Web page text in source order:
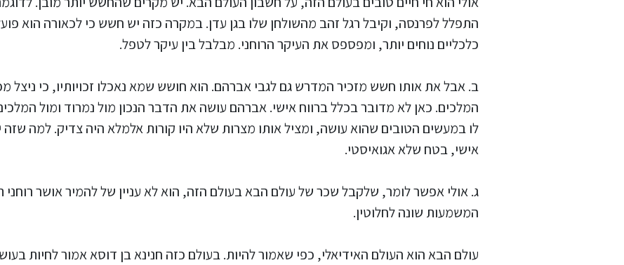
התפלל לפרנסה, וקיבל רגל זהב מהשולחן שלו בגן עדן. במקרה כזה יש חשש כי לכאורה הוא
כלכליים נוחים יותר, ומפספס את העיקר הרוחני. מבלבל בין עיקר לטפל.
ב. אבל את אותו חשש מזכיר המדרש גם לגבי אברהם. הוא חושש שמא נאכלו זכויותיו, כי ניצל
המלכים. כאן לא מדובר בכלל ברווח אישי. אברהם עושה את הדבר הנכון מול נמרוד ומול
לו במעשים הטובים שהוא עושה, ומציל אותו מצרות שלא היו קורות אלמלא היה צדיק. למה שזה
אישי, בטח שלא אגואיסטי.
ג. אולי אפשר לומר, שלקבל שכר של עולם הבא בעולם הזה, הוא לא עניין של להמיר אושר רוחני
המשמעות שונה לחלוטין.
עולם הבא הוא העולם האידיאלי, כפי שאמור להיות. בעולם כזה חנינא בן דוסא אמור לחיות